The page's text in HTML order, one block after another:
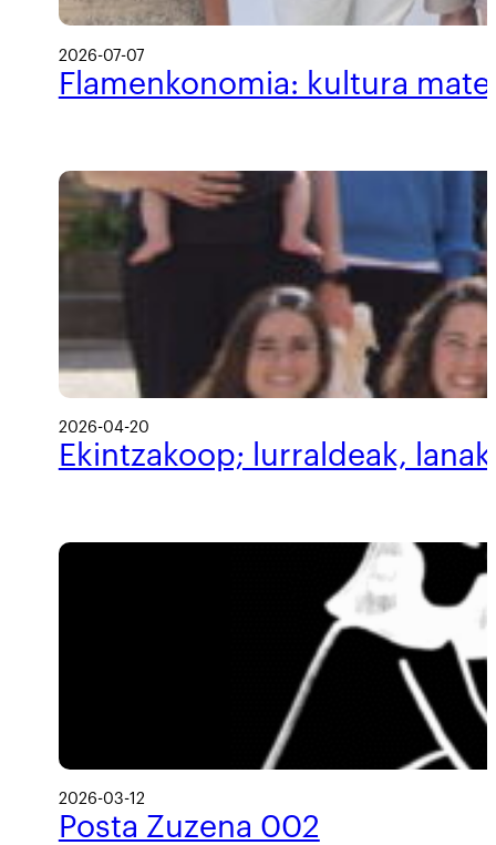
2026-07-07
Flamenkonomia: kultura
2026-04-20
Ekintzakoop; lurraldeak,
2026-03-12
Posta Zuzena 002